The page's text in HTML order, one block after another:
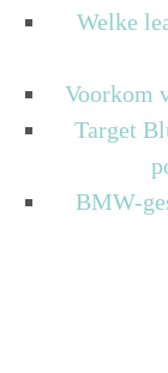
Welke
Voorkom
Target
BMW-